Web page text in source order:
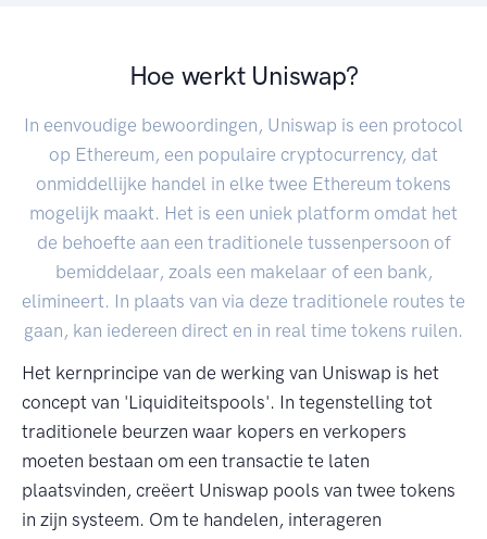
Hoe werkt Uniswap?
In eenvoudige bewoordingen, Uniswap is een protocol
op Ethereum, een populaire cryptocurrency, dat
onmiddellijke handel in elke twee Ethereum tokens
mogelijk maakt. Het is een uniek platform omdat het
de behoefte aan een traditionele tussenpersoon of
bemiddelaar, zoals een makelaar of een bank,
elimineert. In plaats van via deze traditionele routes te
gaan, kan iedereen direct en in real time tokens ruilen.
Het kernprincipe van de werking van Uniswap is het
concept van 'Liquiditeitspools'. In tegenstelling tot
traditionele beurzen waar kopers en verkopers
moeten bestaan om een transactie te laten
plaatsvinden, creëert Uniswap pools van twee tokens
in zijn systeem. Om te handelen, interageren